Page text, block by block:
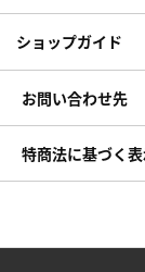
ショップガイド
お問い合わせ先
特商法に基づく